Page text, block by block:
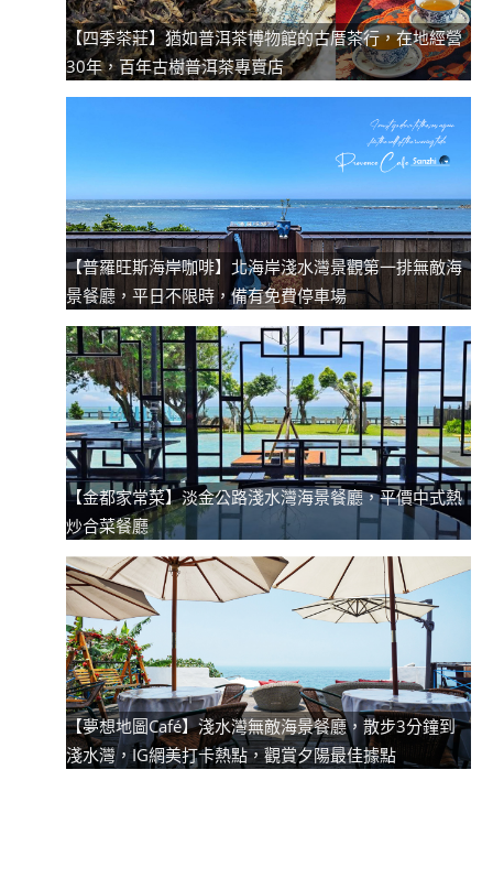
【四季茶莊】猶如普洱茶博物館的古厝茶行，在地經營
30年，百年古樹普洱茶專賣店
【普羅旺斯海岸咖啡】北海岸淺水灣景觀第一排無敵海
景餐廳，平日不限時，備有免費停車場
【金都家常菜】淡金公路淺水灣海景餐廳，平價中式熱
炒合菜餐廳
【夢想地圖Café】淺水灣無敵海景餐廳，散步3分鐘到
淺水灣，IG網美打卡熱點，觀賞夕陽最佳據點